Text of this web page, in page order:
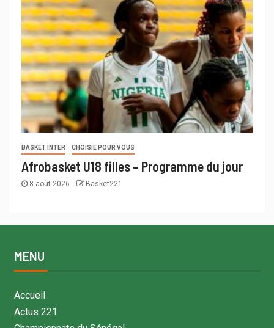
BASKET INTER CHOISIE POUR VOUS
Afrobasket U18 filles – Programme du jour
8 août 2026 Basket221
MENU
Accueil
Actus 221